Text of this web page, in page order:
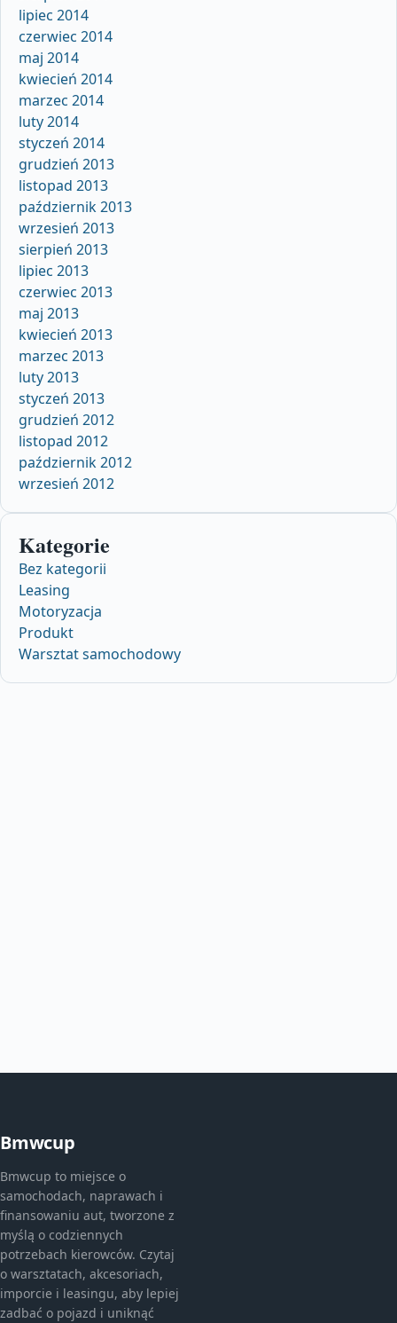
lipiec 2014
czerwiec 2014
maj 2014
kwiecień 2014
marzec 2014
luty 2014
styczeń 2014
grudzień 2013
listopad 2013
październik 2013
wrzesień 2013
sierpień 2013
lipiec 2013
czerwiec 2013
maj 2013
kwiecień 2013
marzec 2013
luty 2013
styczeń 2013
grudzień 2012
listopad 2012
październik 2012
wrzesień 2012
Kategorie
Bez kategorii
Leasing
Motoryzacja
Produkt
Warsztat samochodowy
Bmwcup
Bmwcup to miejsce o
samochodach, naprawach i
finansowaniu aut, tworzone z
myślą o codziennych
potrzebach kierowców. Czytaj
o warsztatach, akcesoriach,
imporcie i leasingu, aby lepiej
zadbać o pojazd i uniknąć